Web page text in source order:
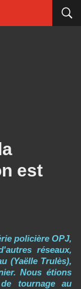
est
policière OPJ,
réseaux,
(Yaëlle Trulès),
Nous étions
tournage au